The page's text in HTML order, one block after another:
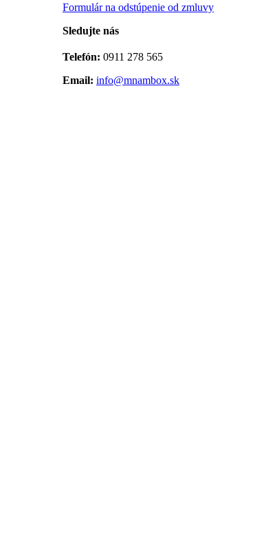
Formulár na odstúpenie od zmluvy
Sledujte nás
Telefón: 0911 278 565
Email: info@mnambox.sk